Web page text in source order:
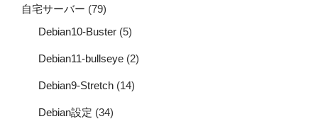
自宅サーバー (79)
Debian10-Buster (5)
Debian11-bullseye (2)
Debian9-Stretch (14)
Debian設定 (34)